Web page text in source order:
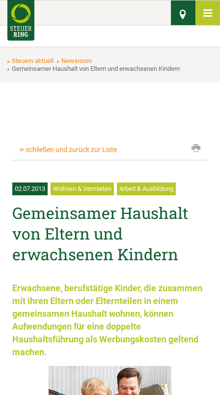
Steuern aktuell
Newsroom
Gemeinsamer Haushalt von Eltern und erwachsenen Kindern
schließen und zurück zur Liste
02.07.2013 Wohnen & Vermieten Arbeit & Ausbildung
Gemeinsamer Haushalt
von Eltern und
erwachsenen Kindern
Erwachsene, berufstätige Kinder, die zusammen
mit ihren Eltern oder Elternteilen in einem
gemeinsamen Haushalt wohnen, können
Aufwendungen für eine doppelte
Haushaltsführung als Werbungskosten geltend
machen.